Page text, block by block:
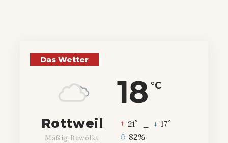
Das Wetter
18 °C
Rottweil
Mäßig Bewölkt
21° 17°
82%